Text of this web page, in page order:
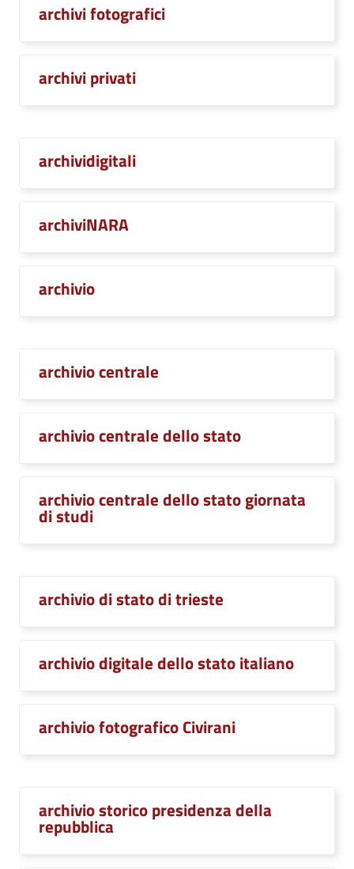
archivi fotografici
archivi privati
archividigitali
archiviNARA
archivio
archivio centrale
archivio centrale dello stato
archivio centrale dello stato giornata
di studi
archivio di stato di trieste
archivio digitale dello stato italiano
archivio fotografico Civirani
archivio storico presidenza della
repubblica